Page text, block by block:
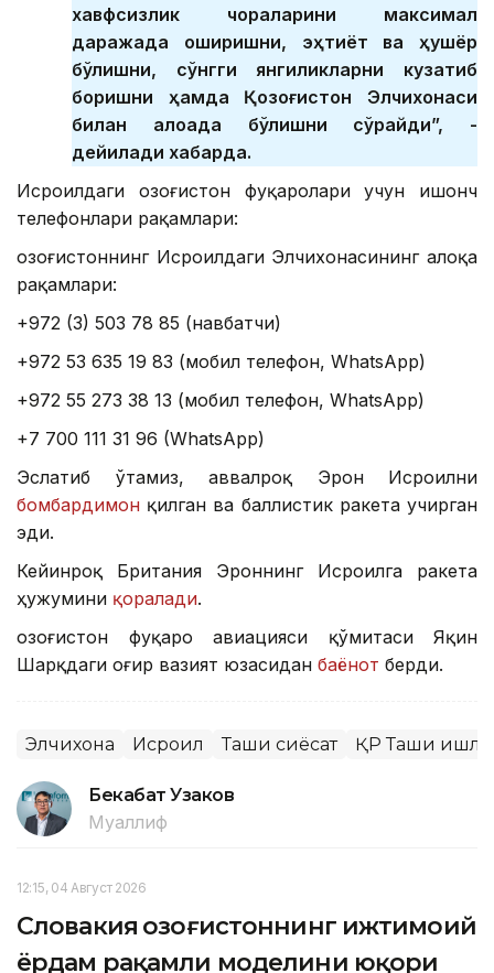
хавфсизлик чораларини максимал
даражада оширишни, эҳтиёт ва ҳушёр
бўлишни, сўнгги янгиликларни кузатиб
боришни ҳамда Қозоғистон Элчихонаси
билан алоқада бўлишни сўрайди”, -
дейилади хабарда.
Исроилдаги Қозоғистон фуқаролари учун ишонч
телефонлари рақамлари:
Қозоғистоннинг Исроилдаги Элчихонасининг алоқа
рақамлари:
+972 (3) 503 78 85 (навбатчи)
+972 53 635 19 83 (мобил телефон, WhatsApp)
+972 55 273 38 13 (мобил телефон, WhatsApp)
+7 700 111 31 96 (WhatsApp)
Эслатиб ўтамиз, аввалроқ Эрон Исроилни
бомбардимон қилган ва баллистик ракета учирган
эди.
Кейинроқ Британия Эроннинг Исроилга ракета
ҳужумини қоралади.
Қозоғистон фуқаро авиацияси қўмитаси Яқин
Шарқдаги оғир вазият юзасидан баёнот берди.
Элчихона Исроил Ташқи сиёсат ҚР Ташқи
Бекабат Узаков
Муаллиф
12:15, 04 Август 2026
Словакия Қозоғистоннинг ижтимоий
ёрдам рақамли моделини юқори